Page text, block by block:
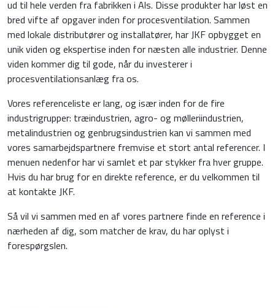
ud til hele verden fra fabrikken i Als. Disse produkter har løst en
bred vifte af opgaver inden for procesventilation. Sammen
med lokale distributører og installatører, har JKF opbygget en
unik viden og ekspertise inden for næsten alle industrier. Denne
viden kommer dig til gode, når du investerer i
procesventilationsanlæg fra os.
Vores referenceliste er lang, og især inden for de fire
industrigrupper: træindustrien, agro- og mølleriindustrien,
metalindustrien og genbrugsindustrien kan vi sammen med
vores samarbejdspartnere fremvise et stort antal referencer. I
menuen nedenfor har vi samlet et par stykker fra hver gruppe.
Hvis du har brug for en direkte reference, er du velkommen til
at kontakte JKF.
Så vil vi sammen med en af vores partnere finde en reference i
nærheden af dig, som matcher de krav, du har oplyst i
forespørgslen.